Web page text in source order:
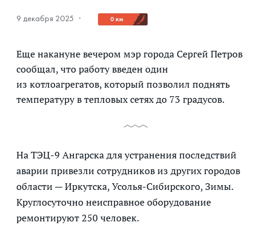
9 декабря 2025 · 0 км
Еще накануне вечером мэр города Сергей Петров
сообщал, что работу введен один
из котлоагрегатов, который позволил поднять
температуру в тепловых сетях до 73 градусов.
На ТЭЦ-9 Ангарска для устранения последствий
аварии привезли сотрудников из других городов
области — Иркутска, Усолья-Сибирского, Зимы.
Круглосуточно неисправное оборудование
ремонтируют 250 человек.